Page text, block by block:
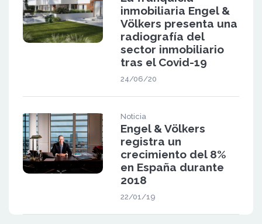
inmobiliaria Engel &
Völkers presenta una
radiografía del
sector inmobiliario
tras el Covid-19
24/06/20
Noticia
Engel & Völkers
registra un
crecimiento del 8%
en España durante
2018
22/01/19